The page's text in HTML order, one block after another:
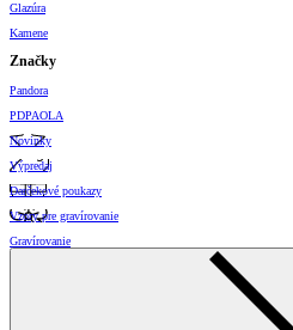
Glazúra
Kamene
Značky
Pandora
PDPAOLA
Novinky
Výpredaj
Darčekové poukazy
Vzory pre gravírovanie
Gravírovanie